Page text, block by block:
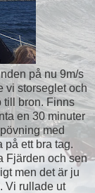
på nu 9m/s
vi storseglet och
till bron. Finns
en 30 minuter
med
på ett bra tag.
Fjärden och sen
men det är ju
Vi rullade ut